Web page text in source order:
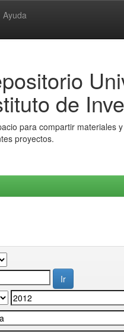
Ayuda
de
para compartir materiales
proyectos.